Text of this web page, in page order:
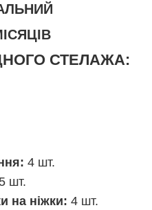
СТЕЛАЖА:
4 шт.
5 шт.
на ніжки: 4 шт.